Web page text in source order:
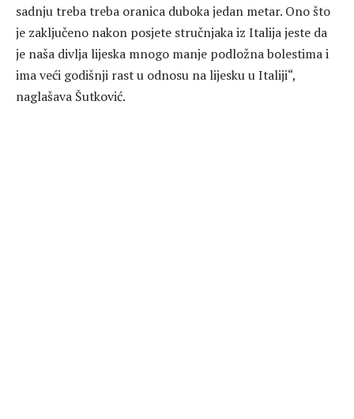
sadnju treba treba oranica duboka jedan metar. Ono što
je zaključeno nakon posjete stručnjaka iz Italija jeste da
je naša divlja lijeska mnogo manje podložna bolestima i
ima veći godišnji rast u odnosu na lijesku u Italiji“,
naglašava Šutković.